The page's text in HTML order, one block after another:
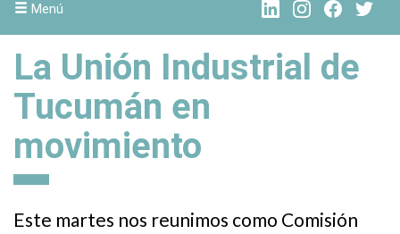
Menú
La Unión Industrial de
Tucumán en
movimiento
Este martes nos reunimos como Comisión